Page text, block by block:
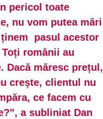
pericol toate
nu vom putea mări
pasul acestor
românii au
Dacă măresc prețul,
crește, clientul nu
ce facem cu
a subliniat Dan